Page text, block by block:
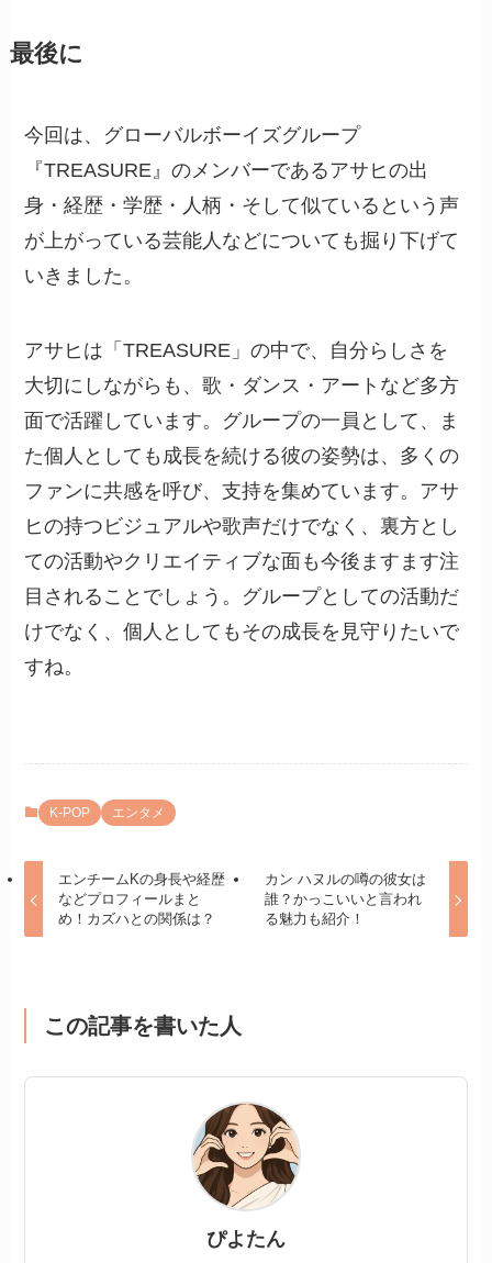
最後に
今回は、グローバルボーイズグループ
『TREASURE』のメンバーであるアサヒの出
身・経歴・学歴・人柄・そして似ているという声
が上がっている芸能人などについても掘り下げて
いきました。
アサヒは「TREASURE」の中で、自分らしさを
大切にしながらも、歌・ダンス・アートなど多方
面で活躍しています。グループの一員として、ま
た個人としても成長を続ける彼の姿勢は、多くの
ファンに共感を呼び、支持を集めています。アサ
ヒの持つビジュアルや歌声だけでなく、裏方とし
ての活動やクリエイティブな面も今後ますます注
目されることでしょう。グループとしての活動だ
けでなく、個人としてもその成長を見守りたいで
すね。
K-POP エンタメ
エンチームKの身長や経歴
などプロフィールまと
め！カズハとの関係は？
カン ハヌルの噂の彼女は
誰？かっこいいと言われ
る魅力も紹介！
この記事を書いた人
ぴよたん